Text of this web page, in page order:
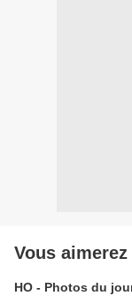
Vous
HO - Photos du